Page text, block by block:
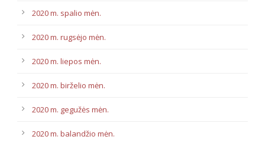
2020 m. spalio mėn.
2020 m. rugsėjo mėn.
2020 m. liepos mėn.
2020 m. birželio mėn.
2020 m. gegužės mėn.
2020 m. balandžio mėn.